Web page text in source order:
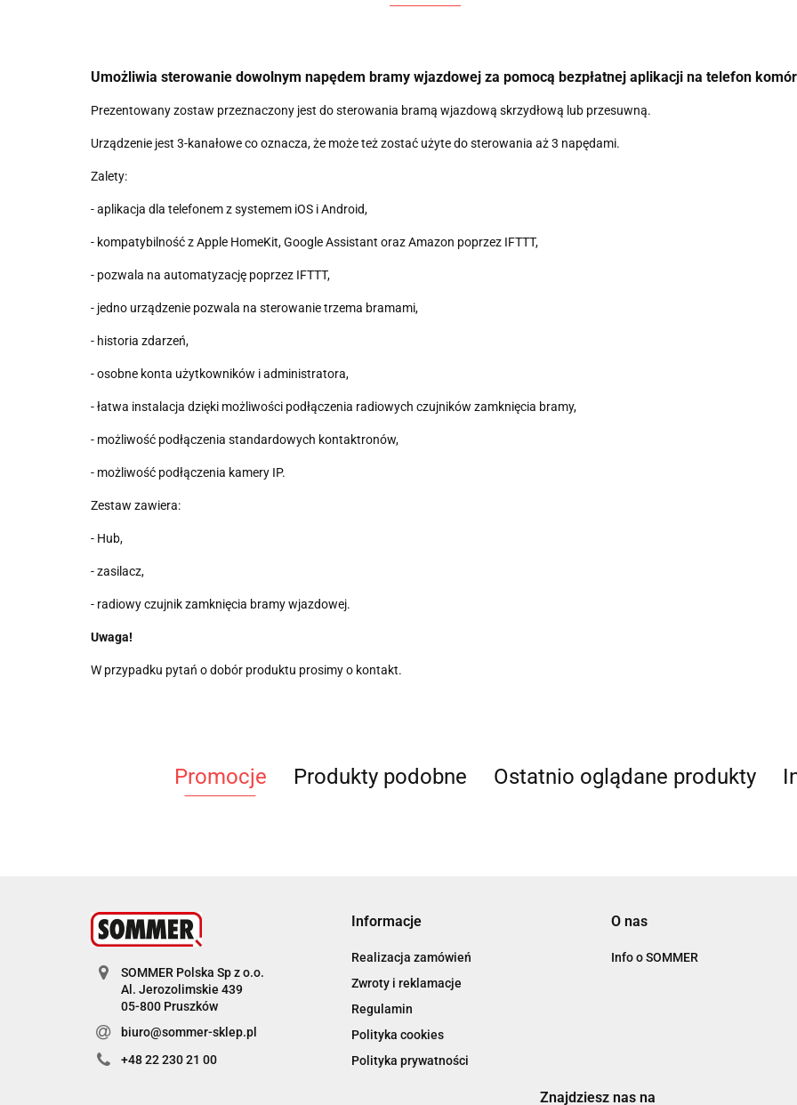
Umożliwia sterowanie dowolnym napędem bramy wjazdowej za pomocą bezpłatnej aplikacji na telefon
Prezentowany zostaw przeznaczony jest do sterowania bramą wjazdową skrzydłową lub przesuwną.
Urządzenie jest 3-kanałowe co oznacza, że może też zostać użyte do sterowania aż 3 napędami.
Zalety:
- aplikacja dla telefonem z systemem iOS i Android,
- kompatybilność z Apple HomeKit, Google Assistant oraz Amazon poprzez IFTTT,
- pozwala na automatyzację poprzez IFTTT,
- jedno urządzenie pozwala na sterowanie trzema bramami,
- historia zdarzeń,
- osobne konta użytkowników i administratora,
- łatwa instalacja dzięki możliwości podłączenia radiowych czujników zamknięcia bramy,
- możliwość podłączenia standardowych kontaktronów,
- możliwość podłączenia kamery IP.
Zestaw zawiera:
- Hub,
- zasilacz,
- radiowy czujnik zamknięcia bramy wjazdowej.
Uwaga!
W przypadku pytań o dobór produktu prosimy o kontakt.
Promocje Produkty podobne Ostatnio oglądane produkty
SOMMER Polska Sp z o.o.
Al. Jerozolimskie 439
05-800 Pruszków
biuro@sommer-sklep.pl
+48 22 230 21 00
Informacje
Realizacja zamówień
Zwroty i reklamacje
Regulamin
Polityka cookies
Polityka prywatności
O nas
Info o SOMMER
Znajdziesz nas na